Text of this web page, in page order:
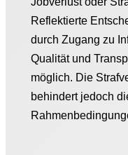
Reflektierte
durch Zugang zu
Qualität und
möglich. Die
behindert jedoch